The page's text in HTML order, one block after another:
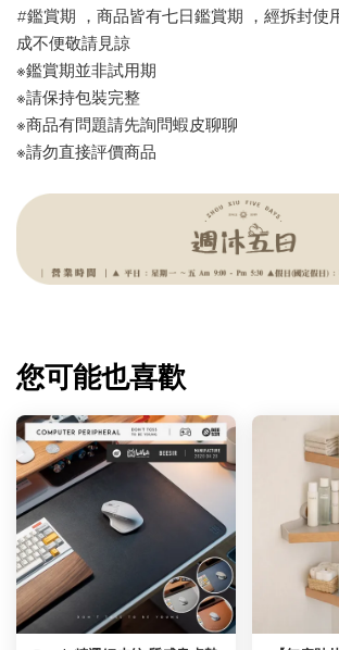
#鑑賞期 ，商品皆有七日鑑賞期 ，經拆封使
成不便敬請見諒
※鑑賞期並非試用期
※請保持包裝完整
※商品有問題請先詢問蝦皮聊聊
※請勿直接評價商品
您可能也喜歡